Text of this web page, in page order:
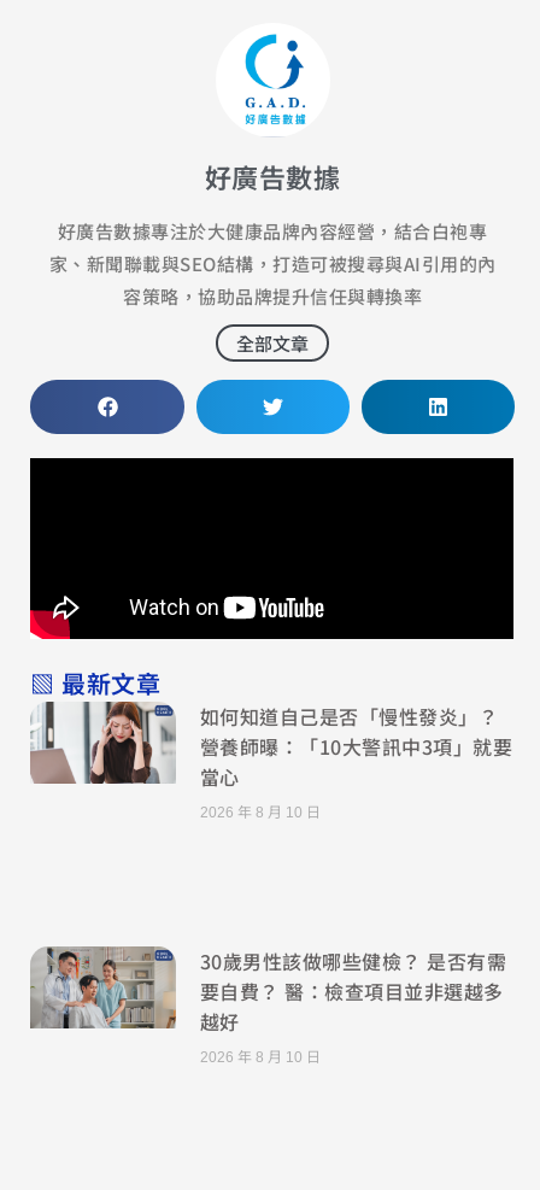
好廣告數據
好廣告數據專注於大健康品牌內容經營，結合白袍專
家、新聞聯載與SEO結構，打造可被搜尋與AI引用的內
容策略，協助品牌提升信任與轉換率
全部文章
▧ 最新文章
如何知道自己是否「慢性發炎」？
營養師曝：「10大警訊中3項」就要
當心
2026 年 8 月 10 日
30歲男性該做哪些健檢？ 是否有需
要自費？ 醫：檢查項目並非選越多
越好
2026 年 8 月 10 日